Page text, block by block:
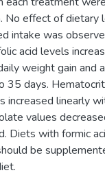
No effect of dietary
intake was
acid levels
weight gain and
35 days.
increased linearly
values
Diets with formic
be